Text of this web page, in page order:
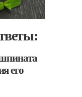
его